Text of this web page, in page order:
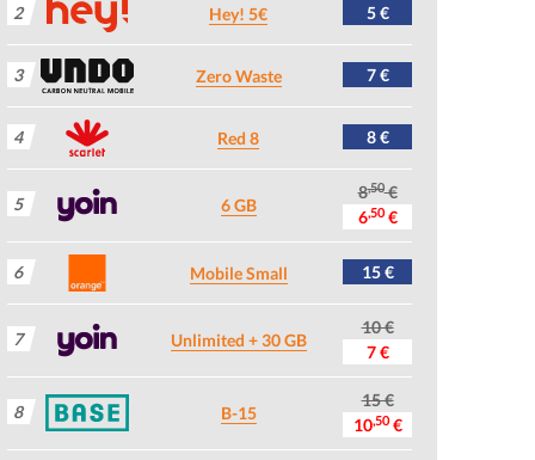
2 Hey! 5€ 5 €
3 Zero Waste 7 €
4 Red 8 8 €
5 6 GB
8,50€
6,50€
6 Mobile Small 15 €
7 Unlimited + 30 GB
10 €
7 €
8 B-15
15 €
10,50€